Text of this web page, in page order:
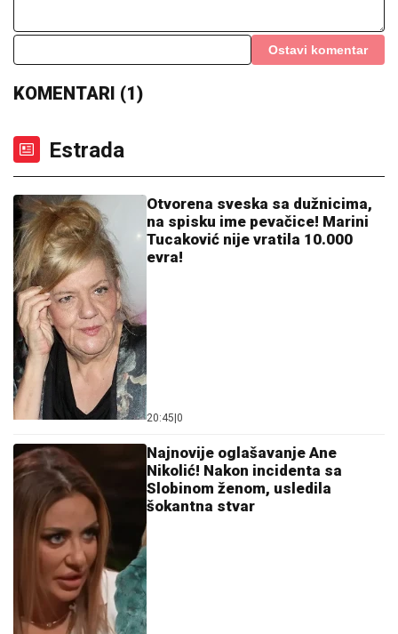
uradila za samo jedan dan
Počela mahnita borba za Grenland?
Konačno isplivala istina: Evo zašto
Darko Rajaković nije trener Crvene
zvezde!
I ONA STIŽE U ŠIMANOVCE?!
njegove oči pa POBEGLA IZ ZEMLJE: Kuća u kojoj je
živela je NAPUŠTENA, a evo šta su svi odmah videli
DRAMA U OVČARSKO-KABLARSKOJ
KLISURI
direktno u jezero, u toku izvlačenje